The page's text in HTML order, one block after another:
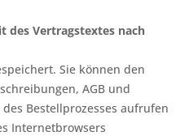
des Vertragstextes nach
Sie können den
AGB und
Bestellprozesses aufrufen
Internetbrowsers